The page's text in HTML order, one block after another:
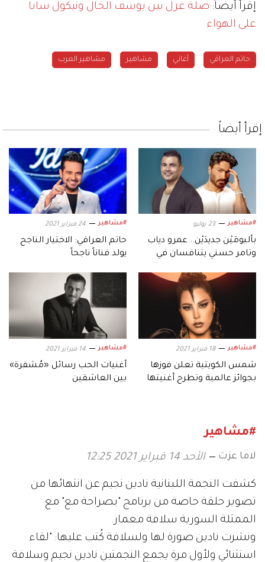
إقرأ أيضاً: صلة غزل بين يوسف الخال ونيكول سابا
على الهواء
حاتم العراقي أغاني مشاهير مشاهير العرب
إقرأ أيضاً
#مشاهير 23 يوليو
بألبومَيْن جديدَيْن.. عمرو دياب
وتامر حسني يتنافسان في
#مشاهير 24 فبراير 2021
حاتم العراقي: الاختيار الناجح
يولد فناناً ناجحاً
#مشاهير 18 فبراير 2021
شمس الكويتية تعلن فوزها
بجوائز عالمية وتطرح أغنيتها
#مشاهير 14 فبراير 2021
أغنيات الحب رسائل «مُشفرة»
بين العاشقين
#مشاهير
لاما عزت الأحد 14 فبراير 2021 12:25
كشفت النجمة اللبنانية نادين نجيم عن انتهائها من
تصوير حلقة خاصة من برنامج "بصراحة مع" مع
الممثلة السورية سلافة معمار.
ونشرت نادين صورة لها ولسلافة كُتب عليها: "لقاء
استثنائي ولأول مرة يجمع النجمتين نادين نجيم وسلافة